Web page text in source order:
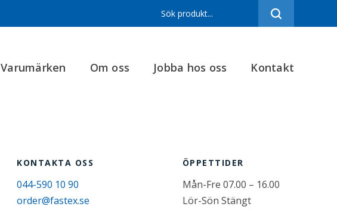
Varumärken Om oss Jobba hos oss Kontakt
KONTAKTA OSS
044-590 10 90
order@fastex.se
ÖPPETTIDER
Mån-Fre 07.00 – 16.00
Lör-Sön Stängt
Sortiment
Kontakt